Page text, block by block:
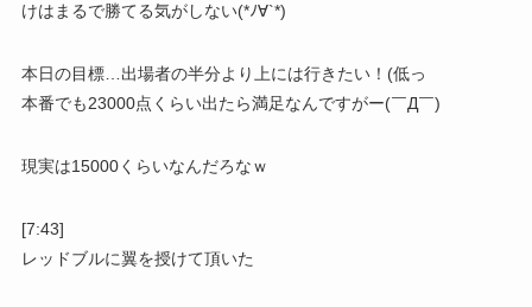
けはまるで勝てる気がしない(*ﾉ∀`*)
本日の目標…出場者の半分より上には行きたい！(低っ
本番でも23000点くらい出たら満足なんですがー(￣Д￣)
現実は15000くらいなんだろなｗ
[7:43]
レッドブルに翼を授けて頂いた